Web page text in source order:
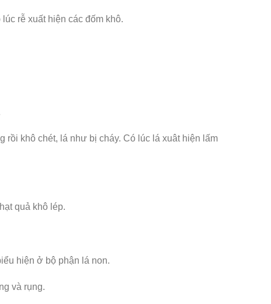
rễ xuất hiện các đốm khô.
rồi khô chét, lá như bị cháy. Có lúc lá xuât hiện lấm
quả khô lép.
hiện ở bộ phận lá non.
và rụng.